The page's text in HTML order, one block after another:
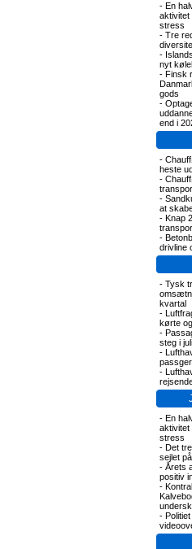
- En
aktivitet
stress
- Tre
-
nyt
- Finsk
gods
-
end i
-
heste
-
-
at
- Knap
-
drivline
- Tysk
kvartal
-
kørte
-
steg i juli
-
-
- En
aktivitet
stress
- Det
sejlet
- Årets
positiv
-
-